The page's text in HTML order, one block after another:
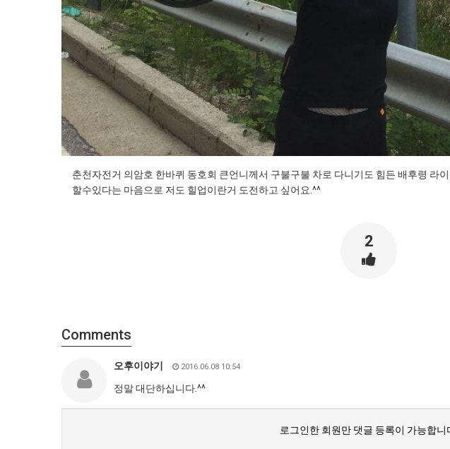
춘천자전거 의암호 한바퀴 동호회 큰언니께서 구불구불 차로 다니기도 힘든 배후령 라
할수있다는 마음으로 저도 힐업이란거 도전하고 싶어요.^^
2
Comments
오후이야기 2016.06.08 10:54
정말 대단하십니다.^^
로그인한 회원만 댓글 등록이 가능합니